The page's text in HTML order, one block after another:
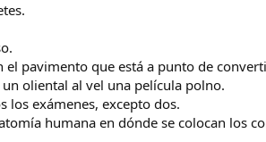
el pavimento que está a punto de
un oliental al vel una película polno.
los exámenes, excepto dos.
humana en dónde se colocan los